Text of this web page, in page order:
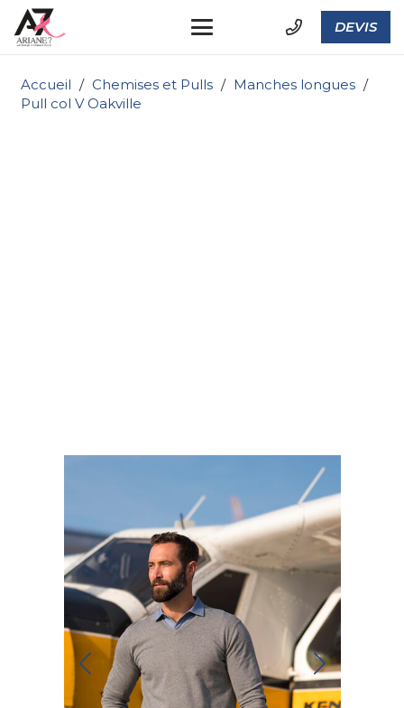
DEVIS
Accueil / Chemises et Pulls / Manches longues /
Pull col V Oakville